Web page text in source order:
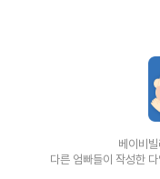
베이비
다른 엄빠들이 작성한